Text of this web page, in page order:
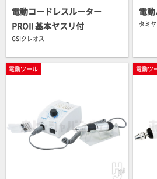
電動コードレスルーター
PROII 基本ヤスリ付
GSIクレオス
電
タミ
電動ツール 電動ツ